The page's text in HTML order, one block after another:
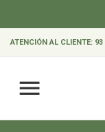
ATENCIÓN AL CLIENTE: 93